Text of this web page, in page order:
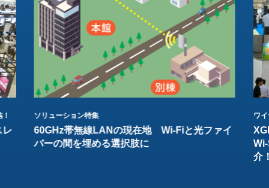
レ
ソリューション特集
60GHz帯無線LANの現在地 Wi-Fiと光ファイ
バーの間を埋める選択肢に
ワ
介